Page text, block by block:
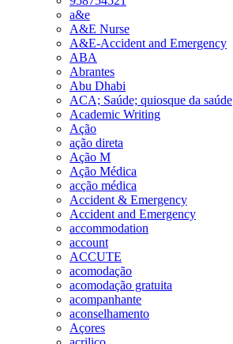
a&e
A&E Nurse
A&E-Accident and Emergency
ABA
Abrantes
Abu Dhabi
ACA; Saúde; quiosque da saúde
Academic Writing
Ação
ação direta
Ação M
Ação Médica
acção médica
Accident & Emergency
Accident and Emergency
accommodation
account
ACCUTE
acomodação
acomodação gratuita
acompanhante
aconselhamento
Açores